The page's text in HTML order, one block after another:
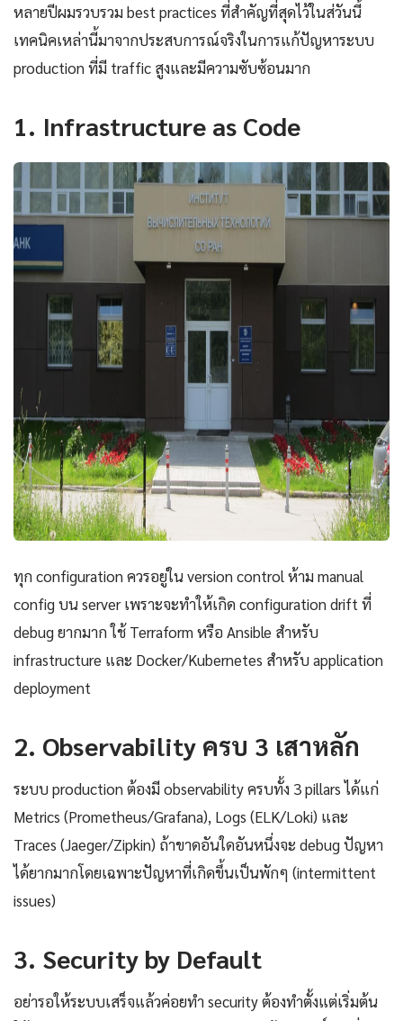
หลายปีผมรวบรวม best practices ที่สำคัญที่สุดไว้ในส่วันนี้ี้
เทคนิคเหล่านี้มาจากประสบการณ์จริงในการแก้ปัญหาระบบ
production ที่มี traffic สูงและมีความซับซ้อนมาก
1. Infrastructure as Code
ทุก configuration ควรอยู่ใน version control ห้าม manual
config บน server เพราะจะทำให้เกิด configuration drift ที่
debug ยากมาก ใช้ Terraform หรือ Ansible สำหรับ
infrastructure และ Docker/Kubernetes สำหรับ application
deployment
2. Observability ครบ 3 เสาหลัก
ระบบ production ต้องมี observability ครบทั้ง 3 pillars ได้แก่
Metrics (Prometheus/Grafana), Logs (ELK/Loki) และ
Traces (Jaeger/Zipkin) ถ้าขาดอันใดอันหนึ่งจะ debug ปัญหา
ได้ยากมากโดยเฉพาะปัญหาที่เกิดขึ้นเป็นพักๆ (intermittent
issues)
3. Security by Default
อย่ารอให้ระบบเสร็จแล้วค่อยทำ security ต้องทำตั้งแต่เริ่มต้น